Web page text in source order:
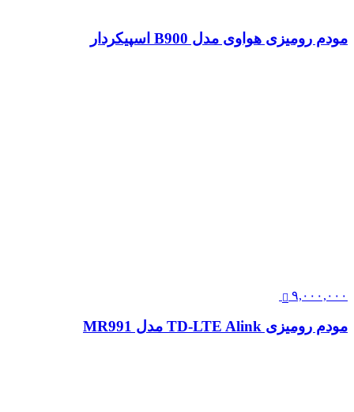
مودم رومیزی هواوی مدل B900 اسپیکردار
۹,۰۰۰,۰۰۰
مودم رومیزی TD-LTE Alink مدل MR991